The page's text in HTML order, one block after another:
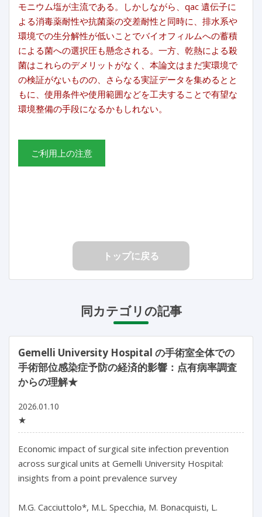
モニウム塩が主流である。しかしながら、qac 遺伝子に
よる消毒薬耐性や抗菌薬の交差耐性と同時に、排水系や
環境での生分解性が低いことでバイオフィルムへの蓄積
による菌への選択圧も懸念される。一方、乾熱による殺
菌はこれらのデメリットがなく、本論文はまだ実環境で
の検証がないものの、さらなる実証データを集めるとと
もに、使用条件や使用範囲などを工夫することで有望な
環境整備の手段になるかもしれない。
ご利用上の注意
トップに戻る
同カテゴリの記事
Gemelli University Hospital の手術室全体での
手術部位感染症予防の経済的影響：点有病率調査
からの理解★
2026.01.10
★
Economic impact of surgical site infection prevention
across surgical units at Gemelli University Hospital:
insights from a point prevalence survey
M.G. Cacciuttolo*, M.L. Specchia, M. Bonacquisti, L.